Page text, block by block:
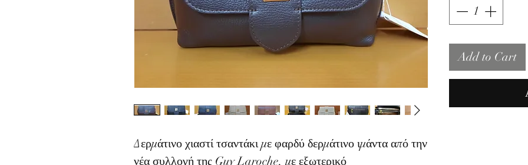
Δερμάτινο χιαστί τσαντάκι με φαρδύ δερμάτινο ιμάντα από την
νέα συλλογή της Guy Laroche, με εξωτερικό
Add to Cart